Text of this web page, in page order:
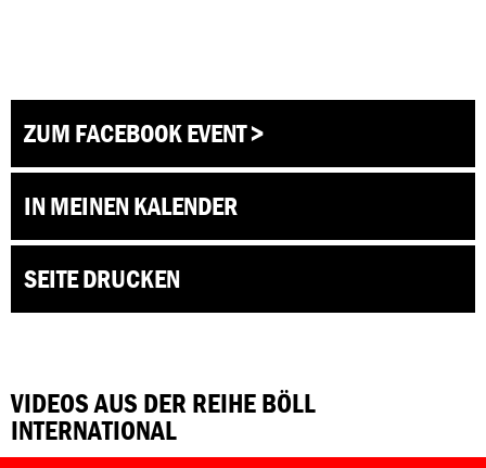
ZUM FACEBOOK EVENT >
IN MEINEN KALENDER
SEITE DRUCKEN
VIDEOS AUS DER REIHE BÖLL
INTERNATIONAL